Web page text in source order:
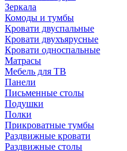
Зеркала
Комоды и тумбы
Кровати двуспальные
Кровати двухъярусные
Кровати односпальные
Матрасы
Мебель для ТВ
Панели
Письменные столы
Подушки
Полки
Прикроватные тумбы
Раздвижные кровати
Раздвижные столы